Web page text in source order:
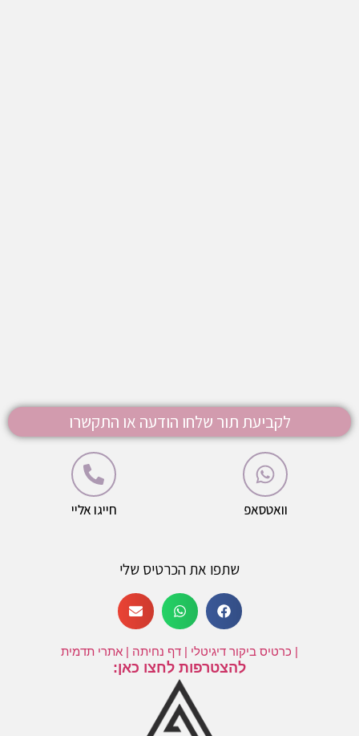
לקביעת תור שלחו הודעה או התקשרו
וואטסאפ חייגו אליי
שתפו את הכרטיס שלי
| כרטיס ביקור דיגיטלי | דף נחיתה | אתרי תדמית
להצטרפות לחצו כאן: